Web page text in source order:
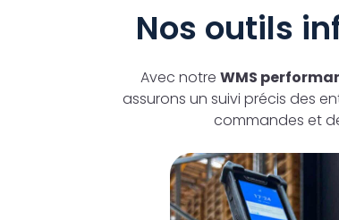
Nos outils
Avec notre WMS
assurons un suivi précis des
commandes et